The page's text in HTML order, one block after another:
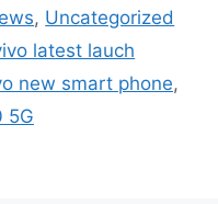
, Uncategorized
latest lauch
new smart phone,
5G